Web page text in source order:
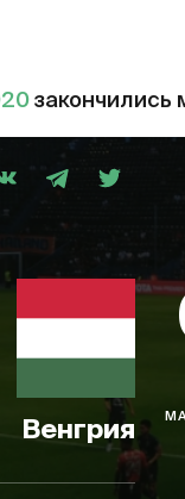
закончились
Венгрия